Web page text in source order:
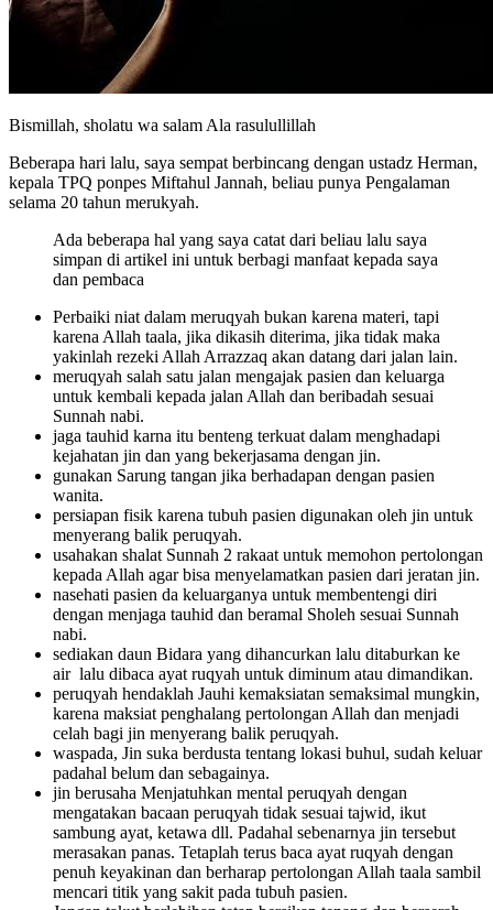
Bismillah, sholatu wa salam Ala rasulullillah
Beberapa hari lalu, saya sempat berbincang dengan ustadz Herman,
kepala TPQ ponpes Miftahul Jannah, beliau punya Pengalaman
selama 20 tahun merukyah.
Ada beberapa hal yang saya catat dari beliau lalu saya
simpan di artikel ini untuk berbagi manfaat kepada saya
dan pembaca
Perbaiki niat dalam meruqyah bukan karena materi, tapi
karena Allah taala, jika dikasih diterima, jika tidak maka
yakinlah rezeki Allah Arrazzaq akan datang dari jalan lain.
meruqyah salah satu jalan mengajak pasien dan keluarga
untuk kembali kepada jalan Allah dan beribadah sesuai
Sunnah nabi.
jaga tauhid karna itu benteng terkuat dalam menghadapi
kejahatan jin dan yang bekerjasama dengan jin.
gunakan Sarung tangan jika berhadapan dengan pasien
wanita.
persiapan fisik karena tubuh pasien digunakan oleh jin untuk
menyerang balik peruqyah.
usahakan shalat Sunnah 2 rakaat untuk memohon pertolongan
kepada Allah agar bisa menyelamatkan pasien dari jeratan jin.
nasehati pasien da keluarganya untuk membentengi diri
dengan menjaga tauhid dan beramal Sholeh sesuai Sunnah
nabi.
sediakan daun Bidara yang dihancurkan lalu ditaburkan ke
air lalu dibaca ayat ruqyah untuk diminum atau dimandikan.
peruqyah hendaklah Jauhi kemaksiatan semaksimal mungkin,
karena maksiat penghalang pertolongan Allah dan menjadi
celah bagi jin menyerang balik peruqyah.
waspada, Jin suka berdusta tentang lokasi buhul, sudah keluar
padahal belum dan sebagainya.
jin berusaha Menjatuhkan mental peruqyah dengan
mengatakan bacaan peruqyah tidak sesuai tajwid, ikut
sambung ayat, ketawa dll. Padahal sebenarnya jin tersebut
merasakan panas. Tetaplah terus baca ayat ruqyah dengan
penuh keyakinan dan berharap pertolongan Allah taala sambil
mencari titik yang sakit pada tubuh pasien.